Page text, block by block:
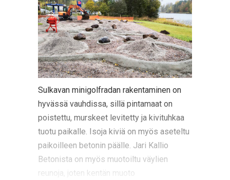
Sulkavan minigolfradan rakentaminen on
hyvässä vauhdissa, sillä pintamaat on
poistettu, murskeet levitetty ja kivituhkaa
tuotu paikalle. Isoja kiviä on myös aseteltu
paikoilleen betonin päälle. Jari Kallio
Betonista on myös muotoiltu väylien
reunoja, joten kentän muoto